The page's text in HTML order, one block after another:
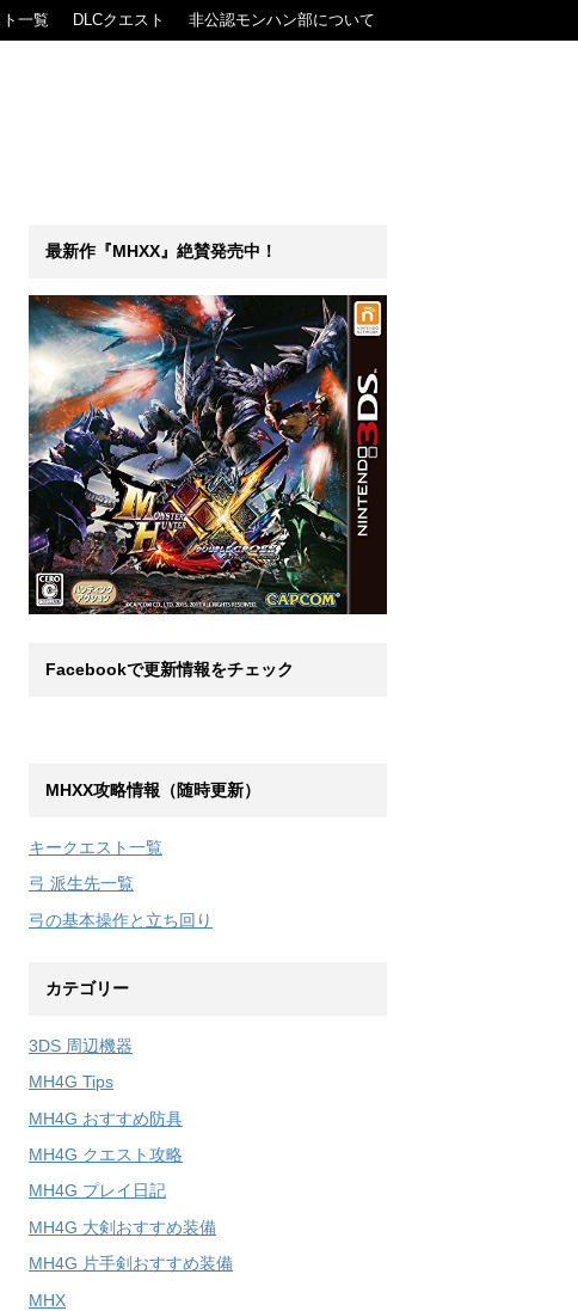
一覧 DLCクエスト 非公認モンハン部について
最新作『MHXX』絶賛発売中！
Facebookで更新情報をチェック
MHXX攻略情報（随時更新）
キークエスト一覧
弓 派生先一覧
弓の基本操作と立ち回り
カテゴリー
3DS 周辺機器
MH4G Tips
MH4G おすすめ防具
MH4G クエスト攻略
MH4G プレイ日記
MH4G 大剣おすすめ装備
MH4G 片手剣おすすめ装備
MHX